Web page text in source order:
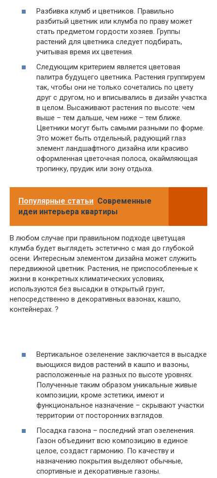
Разбивка клумб и цветников. Правильно
разбитый цветник или клумба по праву может
стать предметом гордости хозяев. Группы
растений для цветника следует подбирать,
учитывая время их цветения.
Следующим критерием является цветовая
палитра будущего цветника. Растения группируем
так, чтобы они не только сочетались по цвету
друг с другом, но и вписывались в дизайн участка
в целом. Высаживают растения по высоте: чем
выше – тем дальше, чем ниже – тем ближе.
Цветники могут быть самыми разными по форме.
Это может быть отдельный, радующий глаз
элемент ландшафтного дизайна или красиво
оформленная цветочная полоса, окаймляющая
тропинку, прудик или зону отдыха.
Популярные статьи Современные
идеи интерьера квартиры
В любом случае при правильном подходе цветущая
клумба будет выглядеть эстетично с мая до глубокой
осени. Интересным элементом дизайна может служить
передвижной цветник. Растения, не приспособленные к
жизни в конкретных климатических условиях,
используются без высадки в открытый грунт,
непосредственно в декоративных вазонах, кашпо,
контейнерах. ?
Вертикальное озеленение заключается в высадке
вьющихся видов растений в кашпо и вазоны,
расположенные на разных по высоте уровнях.
Полученные таким образом уникальные живые
композиции, кроме эстетики, имеют и
функциональное назначение – скрывают участки
территории от посторонних взглядов.
Посадка газона – последний этап озеленения.
Газон объединит всю композицию в единое
целое, создаст гармонию. По качеству и
назначению покрытия выделяют обычные,
спортивные и декоративные газоны.